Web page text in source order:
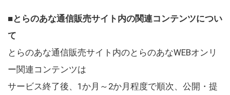
■とらのあな通信販売サイト内の関連コンテンツについ
て
とらのあな通信販売サイト内のとらのあなWEBオンリ
ー関連コンテンツは
サービス終了後、1か月～2か月程度で順次、公開・提